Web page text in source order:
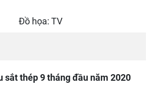
sắt thép 9 tháng đầu năm 2020